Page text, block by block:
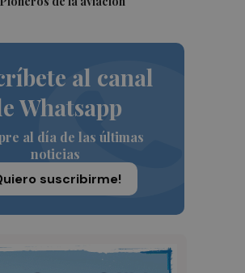
al canal
Whatsapp
al día de las últimas
noticias
suscribirme!